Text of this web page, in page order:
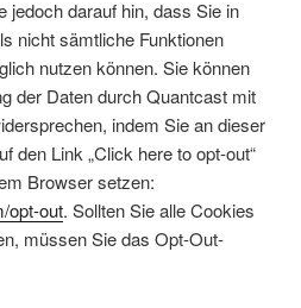
jedoch darauf hin, dass Sie in
nicht sämtliche Funktionen
nutzen können. Sie können
der Daten durch Quantcast mit
indem Sie an dieser
den Link „Click here to opt-out“
Browser setzen:
opt-out. Sollten Sie alle Cookies
müssen Sie das Opt-Out-